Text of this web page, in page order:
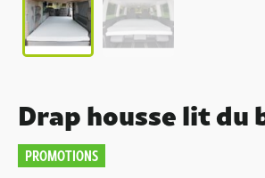
Drap housse lit du
PROMOTIONS